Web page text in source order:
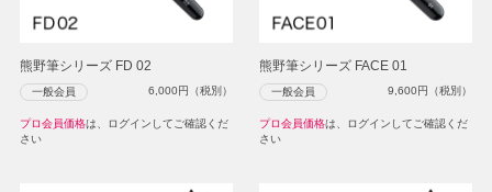
熊野筆シリーズ FD 02
一般会員 6,000円（税別）
プロ会員価格は、ログインしてご確認くだ
さい
熊野筆シリーズ FACE 01
一般会員 9,600円（税別）
プロ会員価格は、ログインしてご確認くだ
さい